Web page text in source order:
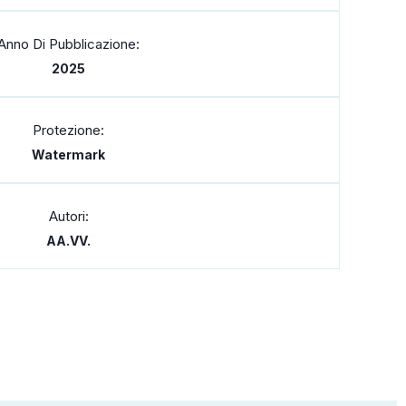
Di Pubblicazione:
2025
Protezione:
Watermark
Autori:
AA.VV.